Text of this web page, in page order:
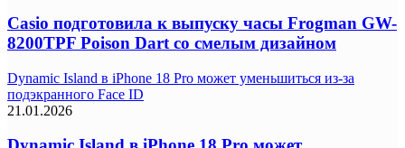
Casio подготовила к выпуску часы Frogman GW-
8200TPF Poison Dart со смелым дизайном
Dynamic Island в iPhone 18 Pro может уменьшиться из-за
подэкранного Face ID
21.01.2026